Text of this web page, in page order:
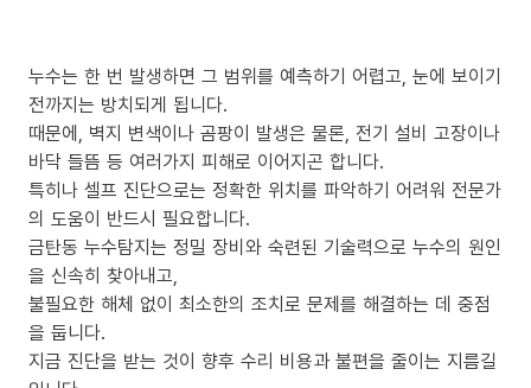
누수는 한 번 발생하면 그 범위를 예측하기 어렵고, 눈에 보이기
전까지는 방치되게 됩니다.
때문에, 벽지 변색이나 곰팡이 발생은 물론, 전기 설비 고장이나
바닥 들뜸 등 여러가지 피해로 이어지곤 합니다.
특히나 셀프 진단으로는 정확한 위치를 파악하기 어려워 전문가
의 도움이 반드시 필요합니다.
금탄동 누수탐지는 정밀 장비와 숙련된 기술력으로 누수의 원인
을 신속히 찾아내고,
불필요한 해체 없이 최소한의 조치로 문제를 해결하는 데 중점
을 둡니다.
지금 진단을 받는 것이 향후 수리 비용과 불편을 줄이는 지름길